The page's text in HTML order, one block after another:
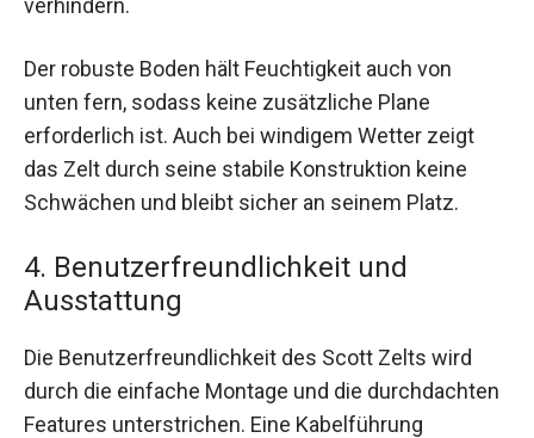
verhindern.
Der robuste Boden hält Feuchtigkeit auch von
unten fern, sodass keine zusätzliche Plane
erforderlich ist. Auch bei windigem Wetter zeigt
das Zelt durch seine stabile Konstruktion keine
Schwächen und bleibt sicher an seinem Platz.
4. Benutzerfreundlichkeit und
Ausstattung
Die Benutzerfreundlichkeit des Scott Zelts wird
durch die einfache Montage und die durchdachten
Features unterstrichen. Eine Kabelführung